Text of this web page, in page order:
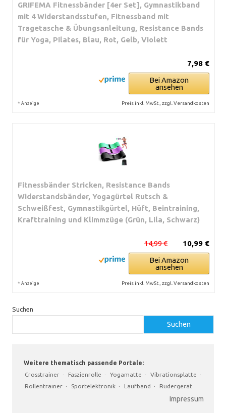
GRIFEMA Fitnessbänder [4er Set], Gymnastikband
mit 4 Widerstandsstufen, Fitnessband mit
Tragetasche & Übungsanleitung, Resistance Bands
für Yoga, Pilates, Blau, Rot, Gelb, Violett
7,98 €
Bei Amazon
ansehen
* Anzeige Preis inkl. MwSt., zzgl. Versandkosten
Fitnessbänder Stricken, Resistance Bands
Widerstandsbänder, Yogagürtel Rutsch &
Schweißfest, Gymnastikgürtel, Hüft, Beintraining,
Krafttraining und Klimmzüge (Grün, Lila, Schwarz)
10,99 €
14,99 €
Bei Amazon
ansehen
* Anzeige Preis inkl. MwSt., zzgl. Versandkosten
Suchen
Suchen
Weitere thematisch passende Portale:
Crosstrainer · Faszienrolle · Yogamatte · Vibrationsplatte ·
Rollentrainer · Sportelektronik · Laufband · Rudergerät
Impressum